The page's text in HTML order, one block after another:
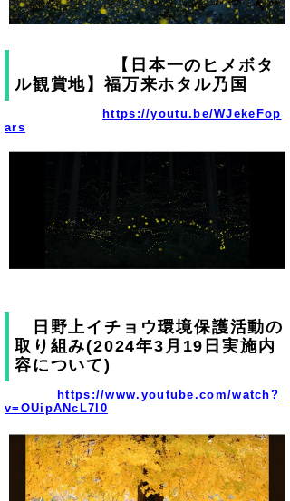
【日本一のヒメボタ
ル観賞地】福万来ホタル乃国
https://youtu.be/WJekeFop
ars
日野上イチョウ環境保護活動の
取り組み(2024年3月19日実施内
容について)
https://www.youtube.com/watch?
v=OUipANcL7l0